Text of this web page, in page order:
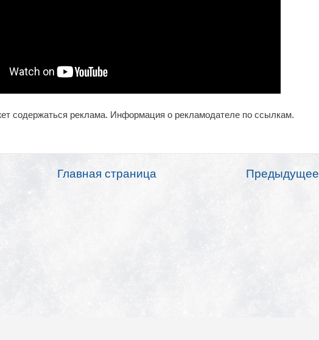
содержаться реклама. Информация о рекламодателе по ссылкам.
Предыдущее
Главная страница